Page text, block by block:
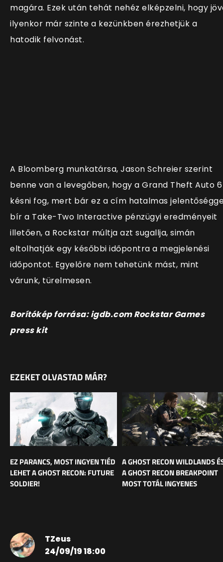
magára. Ezek után tehát nehéz elképzelni, hogy
ilyenkor már szinte a kezünkben érezhetjük a
hatodik felvonást.
A Bloomberg munkatársa, Jason Schreier szerint
benne van a levegőben, hogy a Grand Theft Auto 6
késni fog, mert bár ez a cím hatalmas
bír a Take-Two Interactive pénzügyi eredményeit
illetően, a Rockstar múltja azt sugallja, simán
eltolhatják egy későbbi időpontra a megjelenési
időpontot. Egyelőre nem tehetünk mást, mint
várunk, türelmesen.
Borítókép forrása: igdb.com Rockstar Games
press kit
EZEKET OLVASTAD MÁR?
EZ PARANCS, MOST INGYEN TIÉD
LEHET A GHOST RECON: FUTURE
SOLDIER!
A GHOST RECON WILDLANDS
A GHOST RECON BREAKPOINT
MOST TOTÁL INGYENES
TZeus
24/09/19 18:00